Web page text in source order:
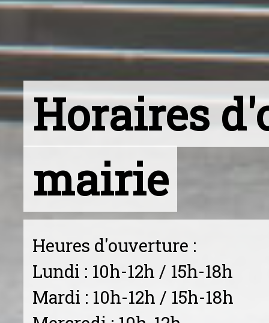
Horaires
mairie
Heures d'ouverture :
Lundi : 10h-12h / 15h-18h
Mardi : 10h-12h / 15h-18h